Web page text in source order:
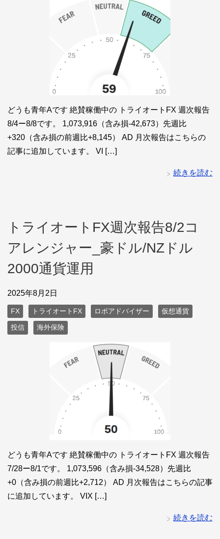
どうも青年Aです 絶賛稼働中の トライオートFX 週次報告
8/4ー8/8です。 1,073,916（含み損-42,673）先週比
+320（含み損の前週比+8,145） AD 月次報告はこちらの
記事に追加しています。 VI […]
続きを読む
トライオートFX週次報告8/2コ
アレンジャー_豪ドル/NZドル
2000通貨運用
2025年8月2日
FX トライオートFX ロボアドバイザー 仮想通貨
投信 海外保険
どうも青年Aです 絶賛稼働中の トライオートFX 週次報告
7/28ー8/1です。 1,073,596（含み損-34,528）先週比
+0（含み損の前週比+2,712） AD 月次報告はこちらの記事
に追加しています。 VIX […]
続きを読む